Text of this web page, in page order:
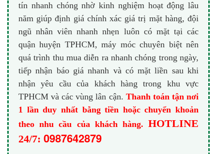
tín nhanh chóng nhờ kinh nghiệm hoạt động lâu
năm giúp định giá chính xác giá trị mặt hàng, đội
ngũ nhân viên nhanh nhẹn luôn có mặt tại các
quận huyện TPHCM, máy móc chuyên biệt nên
quá trình thu mua diễn ra nhanh chóng trong ngày,
tiếp nhận báo giá nhanh và có mặt liền sau khi
nhận yêu cầu của khách hàng trong khu vực
TPHCM và các vùng lân cận. Thanh toán tận nơi
1 lần duy nhất bằng tiền hoặc chuyển khoản
theo nhu cầu của khách hàng. HOTLINE
24/7: 0987642879